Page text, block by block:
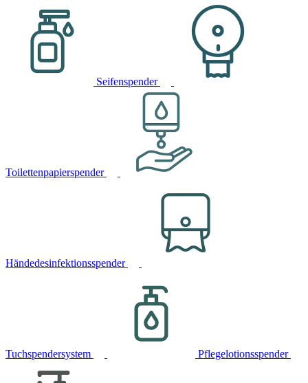
Seifenspender
Toilettenpapierspender
Händedesinfektionsspender
Tuchspendersystem Pflegelotionsspender